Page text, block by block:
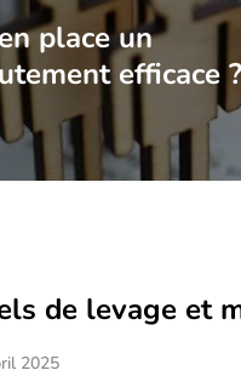
place un
efficace ?
de levage et
2025